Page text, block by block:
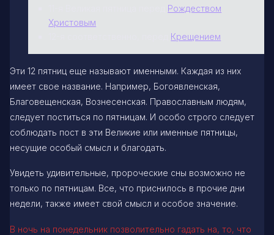
Рождеством
Христовым
Крещением
Эти 12 пятниц еще называют именными. Каждая из них
имеет свое название. Например, Богоявленская,
Благовещенская, Вознесенская. Православным людям,
следует поститься по пятницам. И особо строго следует
соблюдать пост в эти Великие или именные пятницы,
несущие особый смысл и благодать.
Увидеть удивительные, пророческие сны возможно не
только по пятницам. Все, что приснилось в прочие дни
недели, также имеет свой смысл и особое значение.
В ночь на понедельник позволительно гадать на, то, что